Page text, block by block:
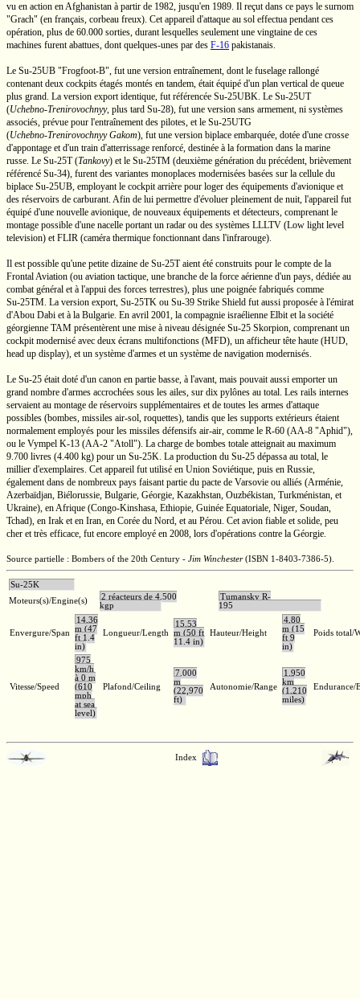
vu en action en Afghanistan à partir de 1982, jusqu'en 1989. Il reçut dans ce pays le surnom
"Grach" (en français, corbeau freux). Cet appareil d'attaque au sol effectua pendant ces
opération, plus de 60.000 sorties, durant lesquelles seulement une vingtaine de ces
machines furent abattues, dontquelques-unes par des F-16 pakistanais.
Le Su-25UB "Frogfoot-B", fut une version entraînement, dont le fuselage rallongé
contenant deux cockpits étagés montés en tandem, était équipé d'un plan vertical de queue
plus grand. La version export identique, fut référencée Su-25UBK. Le Su-25UT
(Uchebno-Trenirovochnyy, plus tard Su-28), fut une version sans armement, ni systèmes
associés, prévue pour l'entraînement des pilotes, et le Su-25UTG
(Uchebno-Trenirovochnyy Gakom), fut une version biplace embarquée, dotée d'une crosse
d'appontage et d'un train d'atterrissage renforcé, destinée à la formation dans la marine
russe. Le Su-25T (Tankovy) et le Su-25TM (deuxième génération du précédent, brièvement
référencé Su-34), furent des variantes monoplaces modernisées basées sur la cellule du
biplace Su-25UB, employant le cockpit arrière pour loger des équipements d'avionique et
des réservoirs de carburant. Afin de lui permettre d'évoluer pleinement de nuit, l'appareil fut
équipé d'une nouvelle avionique, de nouveaux équipements et détecteurs, comprenant le
montage possible d'une nacelle portant un radar ou des systèmes LLLTV (Low light level
television) et FLIR (caméra thermique fonctionnant dans l'infrarouge).
Il est possible qu'une petite dizaine de Su-25Taient été construits pour le compte de la
Frontal Aviation (ou aviation tactique, une branche de la force aérienne d'un pays, dédiée au
combat général et à l'appui des forces terrestres), plus une poignée fabriqués comme
Su-25TM. La version export, Su-25TK ou Su-39 Strike Shield fut aussi proposée à l'émirat
d'Abou Dabi et à la Bulgarie. En avril 2001, la compagnie israélienne Elbit et la société
géorgienne TAM présentèrent une mise à niveau désignée Su-25 Skorpion, comprenant un
cockpit modernisé avec deux écrans multifonctions (MFD), un afficheur tête haute (HUD,
head up display), et un système d'armes et un système de navigation modernisés.
Le Su-25 était doté d'un canon en partie basse, à l'avant, mais pouvait aussi emporter un
grand nombre d'armes accrochées sous les ailes, sur dix pylônes au total. Les rails internes
servaient au montage de réservoirs supplémentaires et de toutes les armes d'attaque
possibles (bombes, missiles air-sol, roquettes), tandis que les supports extérieurs étaient
normalement employés pour les missiles défensifs air-air, comme le R-60 (AA-8 "Aphid"),
ou le Vympel K-13 (AA-2 "Atoll"). La charge de bombes totale atteignait au maximum
9.700 livres (4.400 kg) pour un Su-25K. La production du Su-25 dépassa au total, le
millier d'exemplaires. Cet appareil fut utilisé en Union Soviétique, puis en Russie,
également dans de nombreux pays faisant partie du pacte de Varsovie ou alliés (Arménie,
Azerbaïdjan, Biélorussie, Bulgarie, Géorgie, Kazakhstan, Ouzbékistan, Turkménistan, et
Ukraine), en Afrique (Congo-Kinshasa, Ethiopie, Guinée Equatoriale, Niger, Soudan,
Tchad), en Irak et en Iran, en Corée du Nord, et au Pérou. Cet avion fiable et solide, peu
cher et très efficace, fut encore employé en 2008, lors d'opérations contre la Géorgie.
Source partielle : Bombers of the 20th Century - Jim Winchester(ISBN 1-8403-7386-5).
Su-25K
Moteurs(s)/Engine(s)
2 réacteurs de 4.500
kgp
Tumansky R-
195
Envergure/Span
14,36
m (47
ft 1.4
in)
Longueur/Length
15,53
m (50 ft
11.4 in)
Hauteur/Height
4,80
m (15
ft 9
in)
Poids total/
Vitesse/Speed
975
km/h
à 0 m
(610
mph
at sea
level)
Plafond/Ceiling
7.000
m
(22,970
ft)
Autonomie/Range
1.950
km
(1,210
miles)
Endurance/
Index